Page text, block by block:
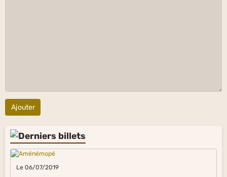
Ajouter
Le 06/07/2019